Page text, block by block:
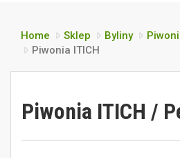
Home Sklep Byliny
Piwonia ITICH
Piwonia ITICH /